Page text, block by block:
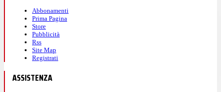
Abbonamenti
Prima Pagina
Store
Pubblicità
Rss
Site Map
Registrati
ASSISTENZA